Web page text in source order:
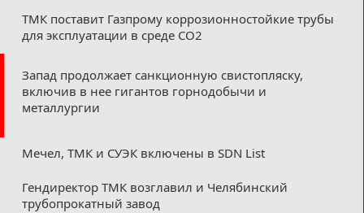
Медиакит
ТМК поставит Газпрому коррозионностойкие трубы
для эксплуатации в среде СО2
Запад продолжает санкционную свистопляску,
включив в нее гигантов горнодобычи и
металлургии
Мечел, ТМК и СУЭК включены в SDN List
Гендиректор ТМК возглавил и Челябинский
трубопрокатный завод